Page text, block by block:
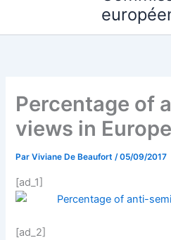
Percentage of
views in Europe
ParViviane De Beaufort/05/09/2017
[ad_1]
[ad_2]